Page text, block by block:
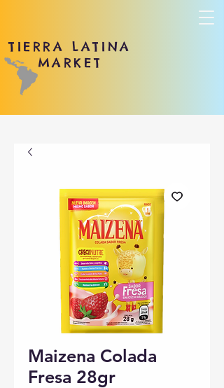
TIERRA LATINA
MARKET
Maizena Colada
Fresa 28gr